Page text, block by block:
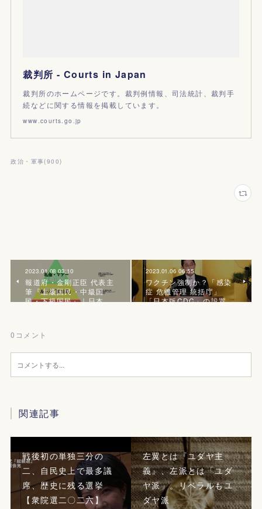
裁判所 - Courts in Japan
裁判所のホームページです。裁判例情報、司法統計、裁判手
続などに関する情報を掲載しています。
www.courts.go.jp
政治・軍事(900)
2023.01.08 03:10
報道府・金剛正臣 代表主
筆『上級国民・中級国
民・下級国民』｜日本…
2023.01.06 06:55
ワクチン強制か？「感染
症 危機管理 統括庁」
「日本版CDC」の設置…
0 コメント
関連記事
戦後初の単独三分の
二、自民史上で最多議
席、歴史に残る選挙
【衆院選二〇二六】
左翼とは『ユダヤ主
義』、左派とは「ユダ
ヤ派」。リベラルもユ
ダヤ派